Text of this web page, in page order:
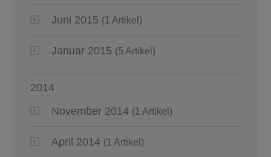
Juni 2015 (1 Artikel)
Januar 2015 (5 Artikel)
2014
November 2014 (1 Artikel)
April 2014 (1 Artikel)